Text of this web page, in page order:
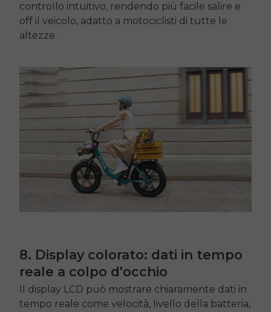
controllo intuitivo, rendendo più facile salire e
off il veicolo, adatto a motociclisti di tutte le
altezze.
8. Display colorato: dati in tempo
reale a colpo d'occhio
Il display LCD può mostrare chiaramente dati in
tempo reale come velocità, livello della batteria,